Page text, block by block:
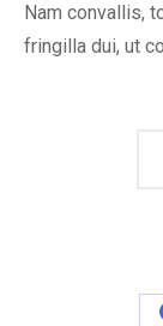
Nam convallis,
fringilla dui, ut